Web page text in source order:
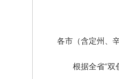
各市（含定州、
根据全省“双创